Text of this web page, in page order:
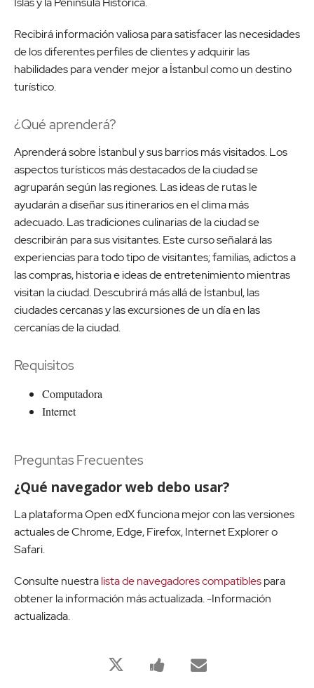
Recibirá información valiosa para satisfacer las necesidades
de los diferentes perfiles de clientes y adquirir las
habilidades para vender mejor a İstanbul como un destino
turístico.
¿Qué aprenderá?
Aprenderá sobre İstanbul y sus barrios más visitados. Los
aspectos turísticos más destacados de la ciudad se
agruparán según las regiones. Las ideas de rutas le
ayudarán a diseñar sus itinerarios en el clima más
adecuado. Las tradiciones culinarias de la ciudad se
describirán para sus visitantes. Este curso señalará las
experiencias para todo tipo de visitantes; familias, adictos a
las compras, historia e ideas de entretenimiento mientras
visitan la ciudad. Descubrirá más allá de İstanbul, las
ciudades cercanas y las excursiones de un día en las
cercanías de la ciudad.
Requisitos
Computadora
Internet
Preguntas Frecuentes
¿Qué navegador web debo usar?
La plataforma Open edX funciona mejor con las versiones
actuales de Chrome, Edge, Firefox, Internet Explorer o
Safari.
Consulte nuestralista de navegadores compatiblespara
obtener la información más actualizada. -Información
actualizada.
derseBu
derseBirisine
bu